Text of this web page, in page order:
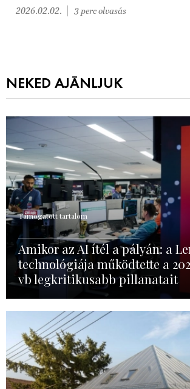
2026.02.02. 3 perc olvasás
NEKED AJÁNLJUK
Támogatott tartalom
Amikor az AI ítél a pályán: a
technológiája működtette a
vb legkritikusabb pillanatait